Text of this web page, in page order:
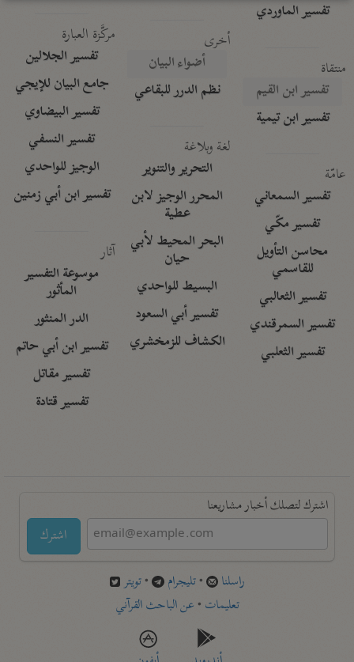
تفسير الماوردي
منتقاة
تفسير ابن القيم
تفسير ابن تيمية
عامّة
تفسير السمعاني
تفسير مكّي
محاسن التأويل
للقاسمي
تفسير الثعالبي
تفسير السمرقندي
تفسير الثعلبي
أخرى
أضواء البيان
نظم الدرر للبقاعي
لغة وبلاغة
التحرير والتنوير
المحرر الوجيز لابن
عطية
البحر المحيط لأبي
حيان
البسيط للواحدي
تفسير أبي السعود
الكشاف للزمخشري
مركَّزة العبارة
تفسير الجلالين
جامع البيان للإيجي
تفسير البيضاوي
تفسير النسفي
الوجيز للواحدي
تفسير ابن أبي زمنين
آثار
موسوعة التفسير
المأثور
الدر المنثور
تفسير ابن أبي حاتم
تفسير مقاتل
تفسير قتادة
اشترك لتصلك أخبار مشاريعنا
اشترك
راسلنا •تليجرام •تويتر
تعليمات •عن الباحث القرآني